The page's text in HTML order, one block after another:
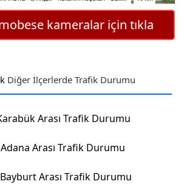
kameralar için tıkla
Diğer İlçerlerde Trafik Durumu
Arası Trafik Durumu
Adana Arası Trafik Durumu
Arası Trafik Durumu